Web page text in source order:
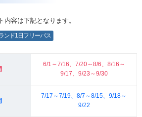
内容は下記となります。
ンド1日フリーパス
6/1～7/16、7/20～8/6、8/16～
9/17、9/23～9/30
7/17～7/19、8/7～8/15、9/18～
9/22